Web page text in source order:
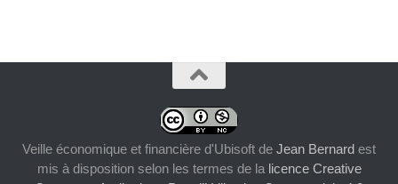
Veille économique et financière d'Ubisoft de Jean Bernard est
mis à disposition selon les termes de la licence Creative